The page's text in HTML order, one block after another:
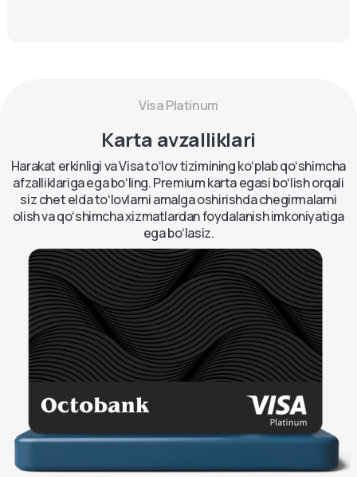
Visa Platinum
Karta avzalliklari
Harakat erkinligi va Visa toʻlov tizimining koʻplab qoʻshimcha
afzalliklariga ega boʻling. Premium karta egasi boʻlish orqali
siz chet elda toʻlovlarni amalga oshirishda chegirmalarni
olish va qoʻshimcha xizmatlardan foydalanish imkoniyatiga
ega boʻlasiz.